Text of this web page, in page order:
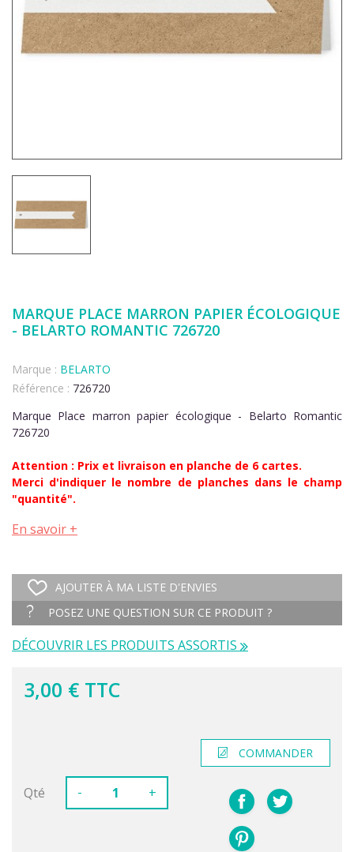
MARQUE PLACE MARRON PAPIER ÉCOLOGIQUE
- BELARTO ROMANTIC 726720
Marque : BELARTO
Référence : 726720
Marque Place marron papier écologique - Belarto Romantic
726720
Attention : Prix et livraison en planche de 6 cartes.
Merci d'indiquer le nombre de planches dans le champ
"quantité".
En savoir +
AJOUTER À MA LISTE D'ENVIES
POSEZ UNE QUESTION SUR CE PRODUIT ?
DÉCOUVRIR LES PRODUITS ASSORTIS
3,00 € TTC
Qté - +
COMMANDER